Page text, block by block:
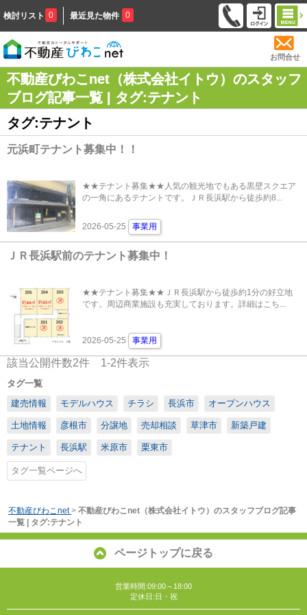
検討リスト 0 最近見た物件 0
お問合せ
不動産びわこnet（株式会社イトウ）のスタッフ
ブログ記事一覧 | タグ:テナント
タグ:テナント
元浜町テナント募集中！！
★★テナント募集★★人気の観光地でもある黒壁スクエア
の一角にあるテナントです。ＪＲ長浜駅から徒歩約8...
2026-05-25 事業用
ＪＲ長浜駅前のテナント募集中！
★★テナント募集★★ＪＲ長浜駅から徒歩約1分の好立地
です。周辺商業施設も充実しております。詳細はこち...
2026-05-25 事業用
該当公開件数2件 1-2件表示
タグ一覧
建売情報
モデルハウス チラシ 長浜市 オープンハウス
土地情報 彦根市 分譲地 売却相談 草津市 新築戸建
テナント 長浜駅 米原市 栗東市
タグ一覧ページへ
不動産びわこnet > 不動産びわこnet（株式会社イトウ）のスタッフブログ記事
一覧 | タグ:テナント
ページトップに戻る
営業時間:09:00～18:00
定休日:日・祝